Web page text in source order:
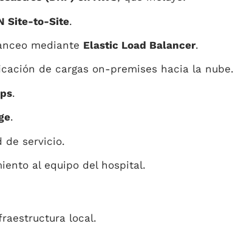
Site-to-Site.
mediante Elastic Load Balancer.
de cargas on-premises hacia la nube.
.
.
de servicio.
al equipo del hospital.
local.